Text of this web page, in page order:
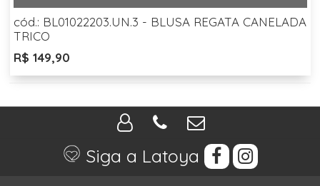
cód.: BL01022203.UN.3 - BLUSA REGATA CANELADA
TRICO
R$ 149,90
Siga a Latoya